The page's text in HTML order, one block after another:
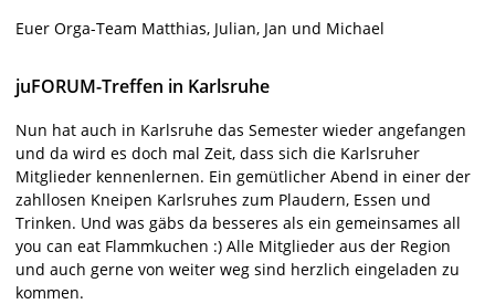
Euer Orga-Team Matthias, Julian, Jan und Michael
juFORUM-Treffen in Karlsruhe
Nun hat auch in Karlsruhe das Semester wieder angefangen
und da wird es doch mal Zeit, dass sich die Karlsruher
Mitglieder kennenlernen. Ein gemütlicher Abend in einer der
zahllosen Kneipen Karlsruhes zum Plaudern, Essen und
Trinken. Und was gäbs da besseres als ein gemeinsames all
you can eat Flammkuchen :) Alle Mitglieder aus der Region
und auch gerne von weiter weg sind herzlich eingeladen zu
kommen.